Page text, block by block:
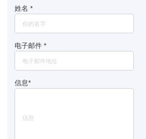
姓名 *
电子邮件 *
信息*